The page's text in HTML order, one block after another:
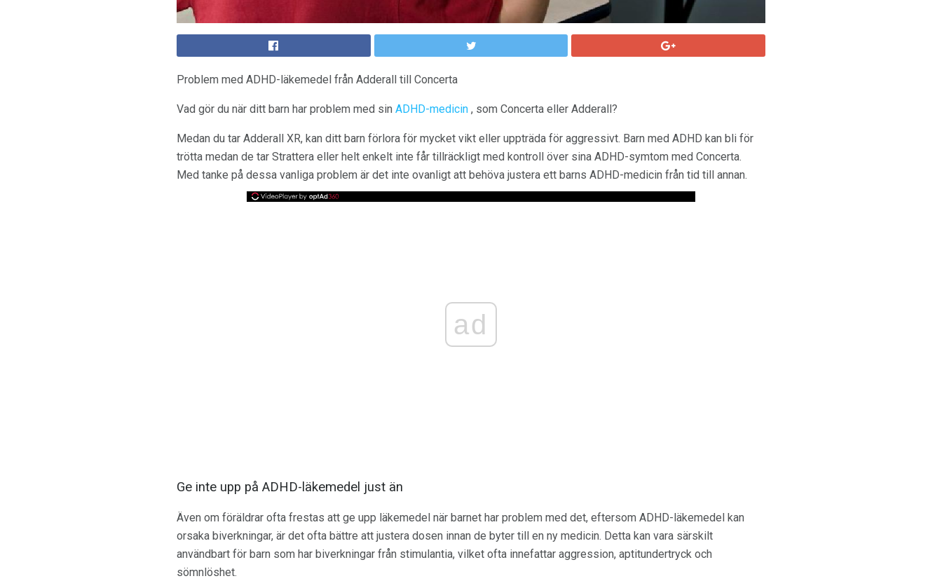
Problem med ADHD-läkemedel från Adderall till Concerta
Vad gör du när ditt barn har problem med sin ADHD-medicin , som Concerta eller Adderall?
Medan du tar Adderall XR, kan ditt barn förlora för mycket vikt eller uppträda för aggressivt. Barn med ADHD kan bli för
trötta medan de tar Strattera eller helt enkelt inte får tillräckligt med kontroll över sina ADHD-symtom med Concerta.
Med tanke på dessa vanliga problem är det inte ovanligt att behöva justera ett barns ADHD-medicin från tid till annan.
ad
Ge inte upp på ADHD-läkemedel just än
Även om föräldrar ofta frestas att ge upp läkemedel när barnet har problem med det, eftersom ADHD-läkemedel kan
orsaka biverkningar, är det ofta bättre att justera dosen innan de byter till en ny medicin. Detta kan vara särskilt
användbart för barn som har biverkningar från stimulantia, vilket ofta innefattar aggression, aptitundertryck och
sömnlöshet.